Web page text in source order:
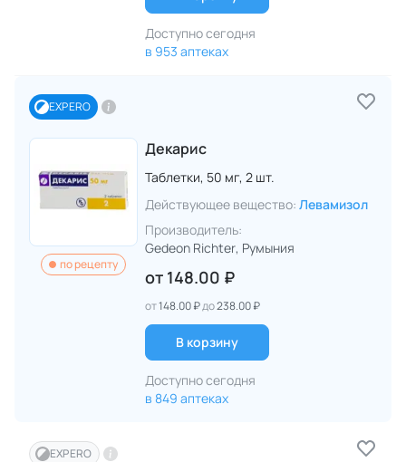
Доступно сегодня
в 953 аптеках
EXPERO
по рецепту
Декарис
Таблетки, 50 мг, 2 шт.
Действующее вещество: Левамизол
Производитель:
Gedeon Richter, Румыния
от 148.00 ₽
от148.00 ₽до238.00 ₽
В корзину
Доступно сегодня
в 849 аптеках
EXPERO